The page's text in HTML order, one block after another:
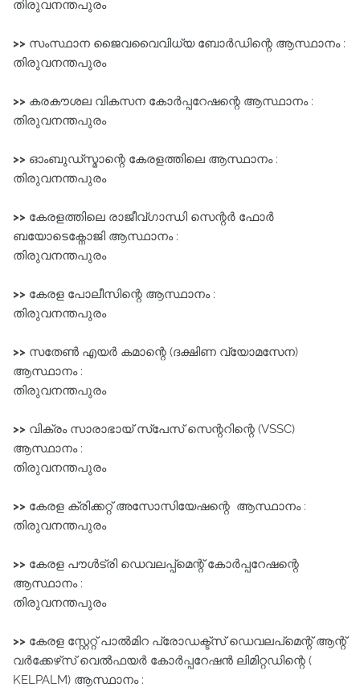
തിരുവനന്തപുരം
>> സംസ്ഥാന ജൈവവൈവിധ്യ ബോർഡിന്റെ ആസ്ഥാനം :
തിരുവനന്തപുരം
>> കരകൗശല വികസന കോർപ്പറേഷന്റെ ആസ്ഥാനം :
തിരുവനന്തപുരം
>> ഓംബുഡ്സ്മാന്റെ കേരളത്തിലെ ആസ്ഥാനം :
തിരുവനന്തപുരം
>> കേരളത്തിലെ രാജീവ്ഗാന്ധി സെന്റർ ഫോർ
ബയോടെക്നോജി ആസ്ഥാനം :
തിരുവനന്തപുരം
>> കേരള പോലീസിന്റെ ആസ്ഥാനം :
തിരുവനന്തപുരം
>> സതേൺ എയർ കമാന്റെ (ദക്ഷിണ വ്യോമസേന)
ആസ്ഥാനം :
തിരുവനന്തപുരം
>> വിക്രം സാരാഭായ് സ്പേസ് സെന്ററിന്റെ (VSSC)
ആസ്ഥാനം :
തിരുവനന്തപുരം
>> കേരള ക്രിക്കറ്റ്‌ അസോസിയേഷന്റെ ആസ്ഥാനം :
തിരുവനന്തപുരം
>> കേരള പൗൾട്രി ഡെവലപ്പ്മെന്റ്‌ കോർപ്പറേഷന്റെ
ആസ്ഥാനം :
തിരുവനന്തപുരം
>> കേരള സ്റ്റേറ്റ് പാൽമിറ പ്രോഡക്ട്‌സ്‌ ഡെവലപ്മെന്റ്‌ ആന്റ്‌
വർക്കേഴ്‌സ്‌ വെൽഫയർ കോർപ്പറേഷൻ ലിമിറ്റഡിന്റെ (
KELPALM) ആസ്ഥാനം :